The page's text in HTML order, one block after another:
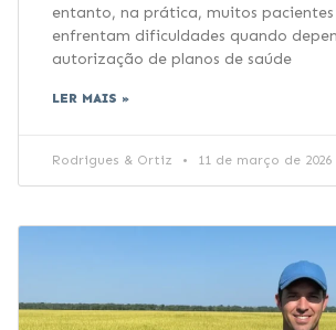
entanto, na prática, muitos
enfrentam dificuldades quando
autorização de planos de saúde
LER MAIS »
Rodrigues & Ortiz 11 de março de 2026